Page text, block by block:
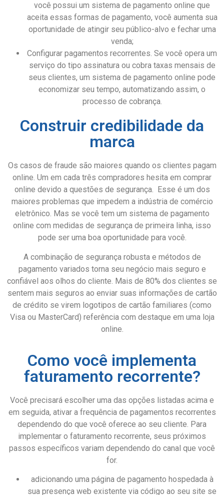
você possui um sistema de pagamento online que
aceita essas formas de pagamento, você aumenta sua
oportunidade de atingir seu público-alvo e fechar uma
venda;
Configurar pagamentos recorrentes. Se você opera um
serviço do tipo assinatura ou cobra taxas mensais de
seus clientes, um sistema de pagamento online pode
economizar seu tempo, automatizando assim, o
processo de cobrança.
Construir credibilidade da
marca
Os casos de fraude são maiores quando os clientes pagam
online. Um em cada três compradores hesita em comprar
online devido a questões de segurança. Esse é um dos
maiores problemas que impedem a indústria de comércio
eletrônico. Mas se você tem um sistema de pagamento
online com medidas de segurança de primeira linha, isso
pode ser uma boa oportunidade para você.
A combinação de segurança robusta e métodos de
pagamento variados torna seu negócio mais seguro e
confiável aos olhos do cliente. Mais de 80% dos clientes se
sentem mais seguros ao enviar suas informações de cartão
de crédito se virem logotipos de cartão familiares (como
Visa ou MasterCard) referência com destaque em uma loja
online.
Como você implementa
faturamento recorrente?
Você precisará escolher uma das opções listadas acima e
em seguida, ativar a frequência de pagamentos recorrentes
dependendo do que você oferece ao seu cliente. Para
implementar o faturamento recorrente, seus próximos
passos específicos variam dependendo do canal que você
for.
adicionando uma página de pagamento hospedada à
sua presença web existente via código ao seu site se